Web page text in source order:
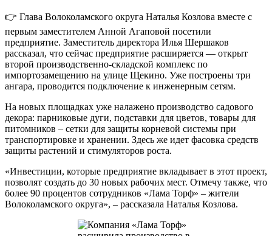
👉 Глава Волоколамского округа Наталья Козлова вместе с
первым заместителем Анной Агаповой посетили
предприятие. Заместитель директора Илья Шершаков
рассказал, что сейчас предприятие расширяется — открыт
второй производственно-складской комплекс по
импортозамещению на улице Щекино. Уже построены три
ангара, проводится подключение к инженерным сетям.
На новых площадках уже налажено производство садового
декора: парниковые дуги, подставки для цветов, товары для
питомников – сетки для защиты корневой системы при
транспортировке и хранении. Здесь же идет фасовка средств
защиты растений и стимуляторов роста.
«Инвестиции, которые предприятие вкладывает в этот проект,
позволят создать до 30 новых рабочих мест. Отмечу также, что
более 90 процентов сотрудников «Лама Торф» – жители
Волоколамского округа», – рассказала Наталья Козлова.